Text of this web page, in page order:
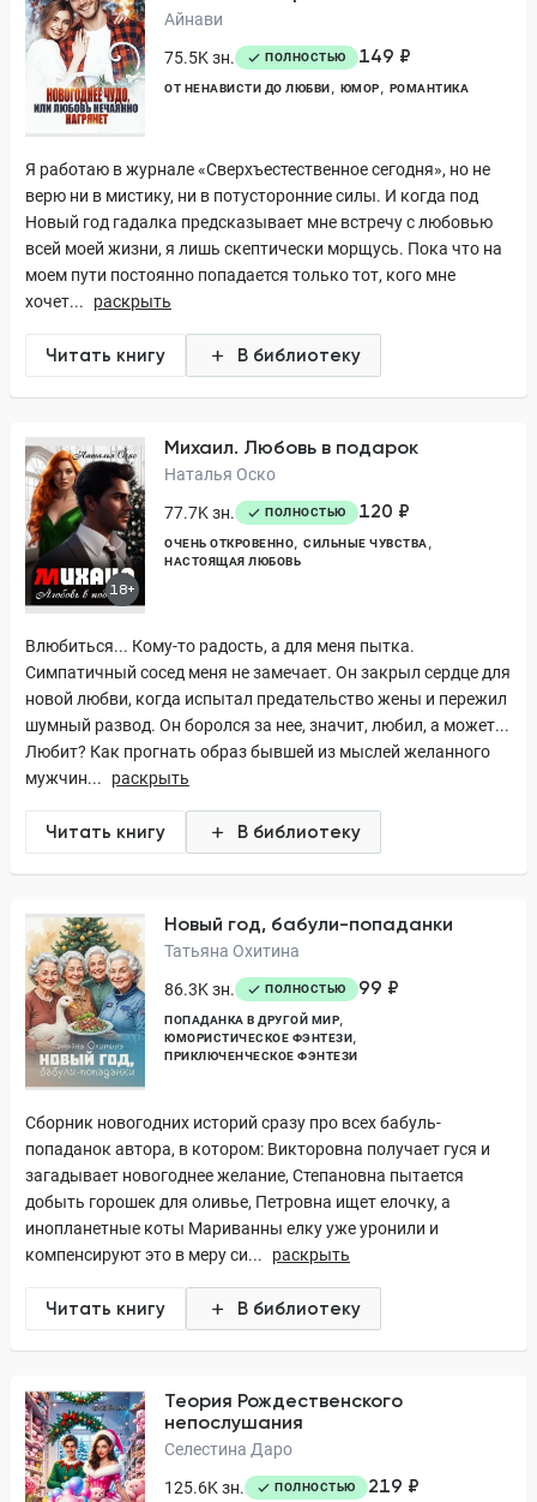
Айнави
75.5K зн.
ПОЛНОСТЬЮ 149 ₽
ОТ НЕНАВИСТИ ДО ЛЮБВИ ЮМОР РОМАНТИКА
Я работаю в журнале «Сверхъестественное сегодня», но не
верю ни в мистику, ни в потусторонние силы. И когда под
Новый год гадалка предсказывает мне встречу с любовью
всей моей жизни, я лишь скептически морщусь. Пока что на
моем пути постоянно попадается только тот, кого мне
хочет...
раскрыть
Читать книгу В библиотеку
18+
Михаил. Любовь в подарок
Наталья Оско
77.7K зн.
ПОЛНОСТЬЮ 120 ₽
ОЧЕНЬ ОТКРОВЕННО
СИЛЬНЫЕ ЧУВСТВА
НАСТОЯЩАЯ ЛЮБОВЬ
Влюбиться... Кому-то радость, а для меня пытка.
Симпатичный сосед меня не замечает. Он закрыл сердце для
новой любви, когда испытал предательство жены и пережил
шумный развод. Он боролся за нее, значит, любил, а может...
Любит? Как прогнать образ бывшей из мыслей желанного
мужчин...
раскрыть
Читать книгу В библиотеку
Новый год, бабули-попаданки
Татьяна Охитина
86.3K зн.
ПОЛНОСТЬЮ 99 ₽
ПОПАДАНКА В ДРУГОЙ МИР
ЮМОРИСТИЧЕСКОЕ ФЭНТЕЗИ
ПРИКЛЮЧЕНЧЕСКОЕ ФЭНТЕЗИ
Сборник новогодних историй сразу про всех бабуль-
попаданок автора, в котором: Викторовна получает гуся и
загадывает новогоднее желание, Степановна пытается
добыть горошек для оливье, Петровна ищет елочку, а
инопланетные коты Мариванны елку уже уронили и
компенсируют это в меру си...
раскрыть
Читать книгу В библиотеку
Теория Рождественского
непослушания
Селестина Даро
125.6K зн.
ПОЛНОСТЬЮ 219 ₽